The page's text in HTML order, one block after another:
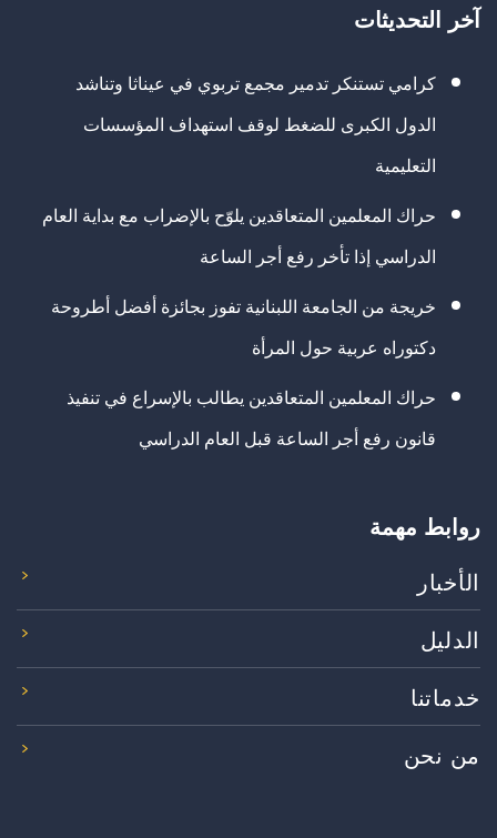
آخر التحديثات
كرامي تستنكر تدمير مجمع تربوي في عيناثا وتناشد
الدول الكبرى للضغط لوقف استهداف المؤسسات
التعليمية
حراك المعلمين المتعاقدين يلوّح بالإضراب مع بداية العام
الدراسي إذا تأخر رفع أجر الساعة
خريجة من الجامعة اللبنانية تفوز بجائزة أفضل أطروحة
دكتوراه عربية حول المرأة
حراك المعلمين المتعاقدين يطالب بالإسراع في تنفيذ
قانون رفع أجر الساعة قبل العام الدراسي
روابط مهمة
الأخبار
الدليل
خدماتنا
من نحن